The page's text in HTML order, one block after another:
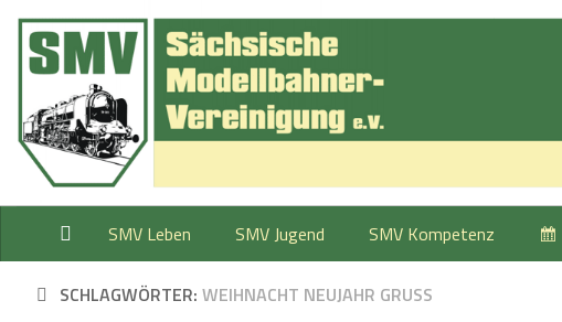
Zum Inhalt springen
SMV Leben SMV Jugend SMV Kompetenz
SCHLAGWÖRTER: WEIHNACHT NEUJAHR GRUSS